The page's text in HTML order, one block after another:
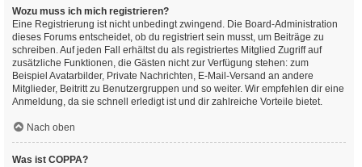
Wozu muss ich mich registrieren?
Eine Registrierung ist nicht unbedingt zwingend. Die Board-Administration
dieses Forums entscheidet, ob du registriert sein musst, um Beiträge zu
schreiben. Auf jeden Fall erhältst du als registriertes Mitglied Zugriff auf
zusätzliche Funktionen, die Gästen nicht zur Verfügung stehen: zum
Beispiel Avatarbilder, Private Nachrichten, E-Mail-Versand an andere
Mitglieder, Beitritt zu Benutzergruppen und so weiter. Wir empfehlen dir eine
Anmeldung, da sie schnell erledigt ist und dir zahlreiche Vorteile bietet.
Nach oben
Was ist COPPA?